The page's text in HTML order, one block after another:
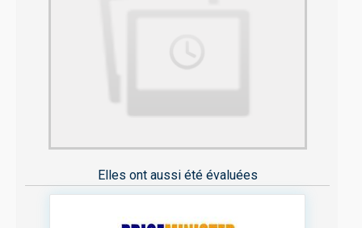
Elles ont aussi été évaluées